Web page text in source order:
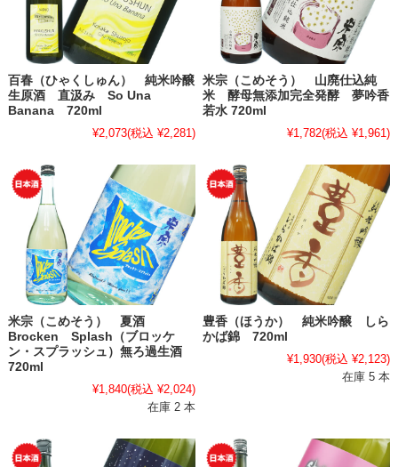
百春（ひゃくしゅん） 純米吟醸
生原酒 直汲み So Una
Banana 720ml
¥2,073(税込 ¥2,281)
米宗（こめそう） 山廃仕込純
米 酵母無添加完全発酵 夢吟香
若水 720ml
¥1,782(税込 ¥1,961)
米宗（こめそう） 夏酒
Brocken Splash（ブロッケ
ン・スプラッシュ）無ろ過生酒
720ml
¥1,840(税込 ¥2,024)
在庫 2 本
豊香（ほうか） 純米吟醸 しら
かば錦 720ml
¥1,930(税込 ¥2,123)
在庫 5 本